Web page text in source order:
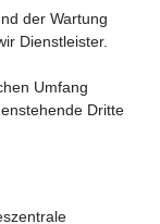
der Wartung
Dienstleister.
Umfang
Dritte